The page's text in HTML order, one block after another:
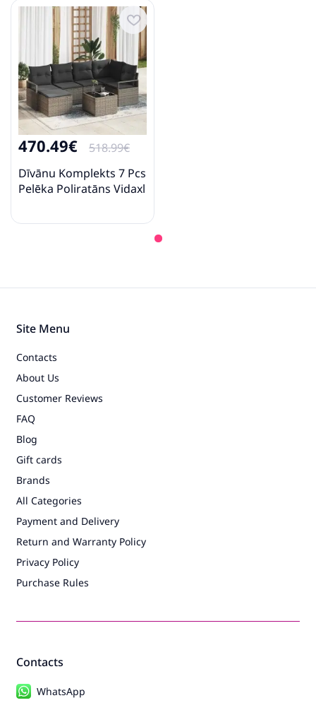
470.49€
518.99€
Dīvānu Komplekts 7 Pcs
Pelēka Poliratāns Vidaxl
Contacts
WhatsApp
Site Menu
Contacts
About Us
Customer Reviews
FAQ
Blog
Gift cards
Brands
All Categories
Payment and Delivery
Return and Warranty Policy
Privacy Policy
Purchase Rules